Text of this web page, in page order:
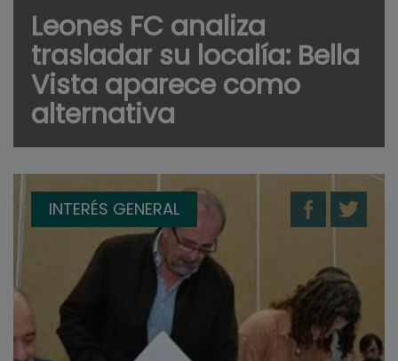
Leones FC analiza
trasladar su localía: Bella
Vista aparece como
alternativa
INTERÉS GENERAL